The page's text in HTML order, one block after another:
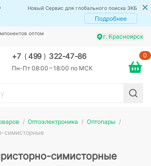
Новый Сервис для глобального поиска ЭКБ
Подробнее
оптом
г. Красноярск
+7 (499 ) 322-47-86
Пн-Пт 08:00 – 18:00 по МСК
0
Оптоэлектроника
Оптопары
симисторные
симисторные